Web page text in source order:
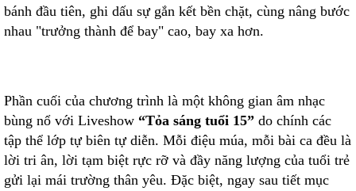
bánh đầu tiên, ghi dấu sự gắn kết bền chặt, cùng nâng bước
nhau "trưởng thành để bay" cao, bay xa hơn.
Phần cuối của chương trình là một không gian âm nhạc
bùng nổ với Liveshow “Tỏa sáng tuổi 15” do chính các
tập thể lớp tự biên tự diễn. Mỗi điệu múa, mỗi bài ca đều là
lời tri ân, lời tạm biệt rực rỡ và đầy năng lượng của tuổi trẻ
gửi lại mái trường thân yêu. Đặc biệt, ngay sau tiết mục